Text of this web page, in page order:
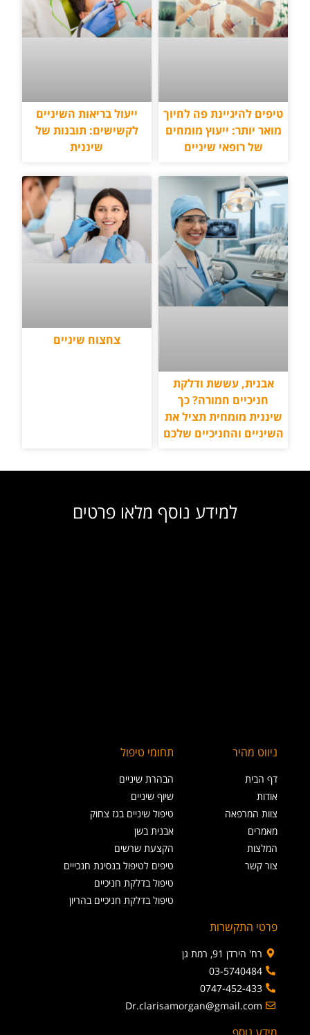
טיפים להיגיינת פה לחיוך
מואר יותר: ייעוץ מומחים
של רופאי שיניים
ייעול בריאות השיניים
לקשישים: תובנות של
שיננית
אבנית, עששת ודלקת
חניכיים חמורה? כך
שיננית מומחית תציל את
השיניים והחניכיים שלכם
צחצוח שיניים
למידע נוסף מלאו פרטים
ניווט מהיר
דף הבית
אודות
צוות המרפאה
מאמרים
המלצות
צור קשר
תחומי טיפול
הבהרת שיניים
שיוף שיניים
טיפול שיניים בגז צחוק
אבנית בשן
הקצעת שרשים
טיפים לטיפול בנסיגת חנכייים
טיפול בדלקת חניכיים
טיפול בדלקת חניכיים בהריון
פרטי התקשרות
רח' הירדן 91, רמת גן
03-5740484
0747-452-433
Dr.clarisamorgan@gmail.com
מידע נוסף